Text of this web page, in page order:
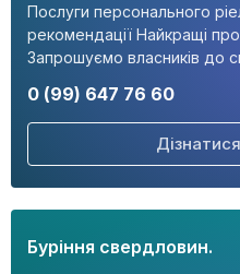
Послуги персонального
рекомендації Найкращі
Запрошуємо власників до
0 (99) 647 76 60
Буріння свердловин.